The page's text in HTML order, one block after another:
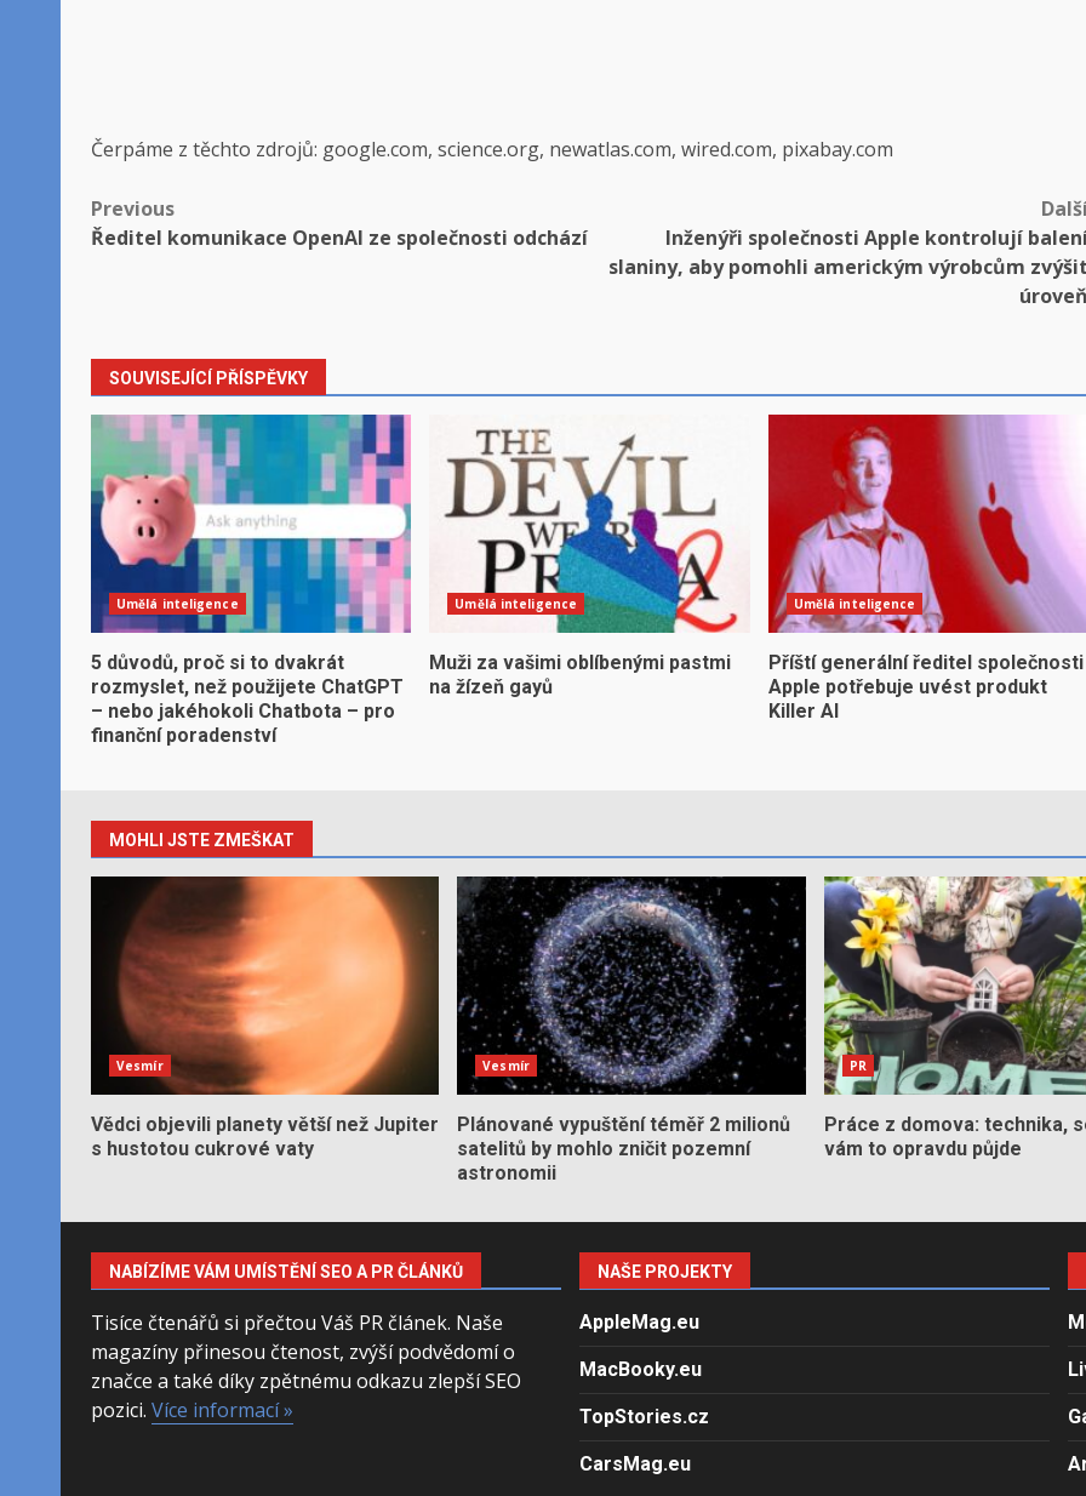
Čerpáme z těchto zdrojů: google.com, science.org, newatlas.com, wired.com, pixabay.com
Post
Previous
Ředitel komunikace OpenAI ze společnosti odchází
Inženýři společnosti Apple kontrolují
slaniny, aby pomohli americkým výrobcům zvýšit
úroveň
SOUVISEJÍCÍ PŘÍSPĚVKY
Umělá inteligence
5 důvodů, proč si to dvakrát
rozmyslet, než použijete ChatGPT
– nebo jakéhokoli Chatbota – pro
finanční poradenství
Umělá inteligence
Muži za vašimi oblíbenými pastmi
na žízeň gayů
Umělá inteligence
Příští generální ředitel společnosti
Apple potřebuje uvést produkt
Killer AI
MOHLI JSTE ZMEŠKAT
Vesmír
Vědci objevili planety větší než Jupiter
s hustotou cukrové vaty
Vesmír
Plánované vypuštění téměř 2 milionů
satelitů by mohlo zničit pozemní
astronomii
PR
Práce z domova: technika,
vám to opravdu půjde
NABÍZÍME VÁM UMÍSTĚNÍ SEO A PR ČLÁNKŮ
Tisíce čtenářů si přečtou Váš PR článek. Naše
magazíny přinesou čtenost, zvýší podvědomí o
značce a také díky zpětnému odkazu zlepší SEO
pozici. Více informací »
NAŠE PROJEKTY
AppleMag.eu
MacBooky.eu
TopStories.cz
CarsMag.eu